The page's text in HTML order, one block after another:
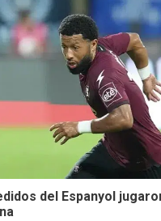
del Espanyol